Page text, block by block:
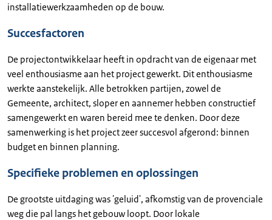
installatiewerkzaamheden op de bouw.
Succesfactoren
De projectontwikkelaar heeft in opdracht van de eigenaar met
veel enthousiasme aan het project gewerkt. Dit enthousiasme
werkte aanstekelijk. Alle betrokken partijen, zowel de
Gemeente, architect, sloper en aannemer hebben constructief
samengewerkt en waren bereid mee te denken. Door deze
samenwerking is het project zeer succesvol afgerond: binnen
budget en binnen planning.
Specifieke problemen en oplossingen
De grootste uitdaging was 'geluid', afkomstig van de provenciale
weg die pal langs het gebouw loopt. Door lokale